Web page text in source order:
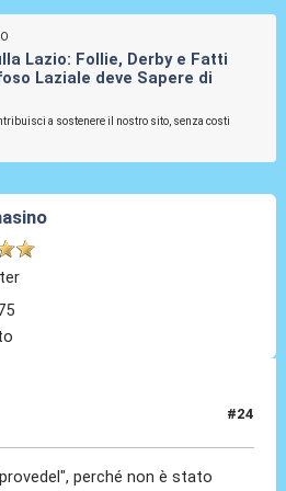
Lazio: Follie, Derby e Fatti
Laziale deve Sapere di
a sostenere il nostro sito, senza costi
#24
perché non è stato